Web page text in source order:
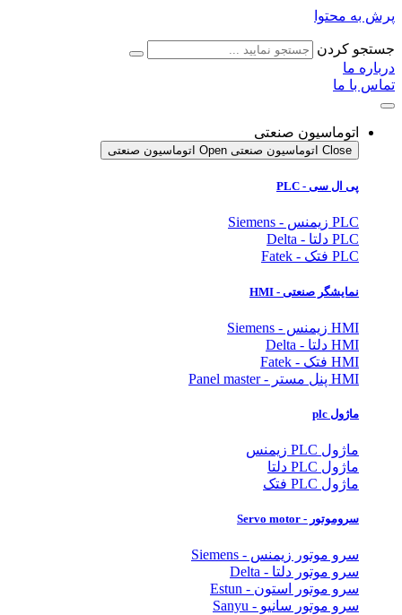
پرش به محتوا
جستجو کردن
درباره ما
تماس با ما
اتوماسیون صنعتی
Close اتوماسیون صنعتی Open اتوماسیون صنعتی
پی ال سی - PLC
PLC زیمنس - Siemens
PLC دلتا - Delta
PLC فتک - Fatek
نمایشگر صنعتی - HMI
HMI زیمنس - Siemens
HMI دلتا - Delta
HMI فتک - Fatek
HMI پنل مستر - Panel master
ماژول plc
ماژول PLC زیمنس
ماژول PLC دلتا
ماژول PLC فتک
سروموتور - Servo motor
سرو موتور زیمنس - Siemens
سرو موتور دلتا - Delta
سرو موتور استون - Estun
سرو موتور سانیو - Sanyu